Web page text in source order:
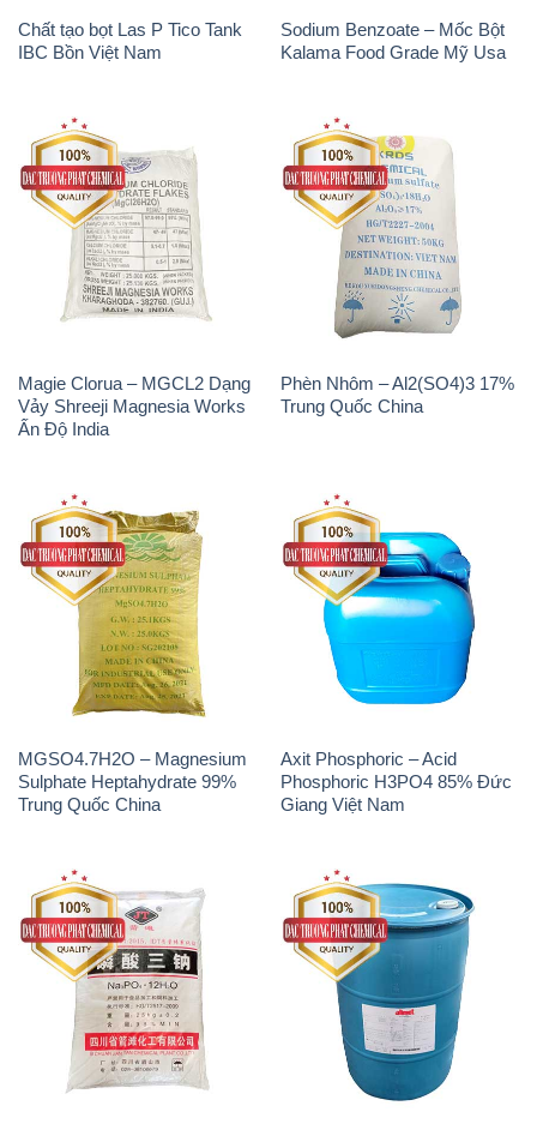
Chất tạo bọt Las P Tico Tank
IBC Bồn Việt Nam
Sodium Benzoate – Mốc Bột
Kalama Food Grade Mỹ Usa
Magie Clorua – MGCL2 Dạng
Vảy Shreeji Magnesia Works
Ấn Độ India
Phèn Nhôm – Al2(SO4)3 17%
Trung Quốc China
MGSO4.7H2O – Magnesium
Sulphate Heptahydrate 99%
Trung Quốc China
Axit Phosphoric – Acid
Phosphoric H3PO4 85% Đức
Giang Việt Nam